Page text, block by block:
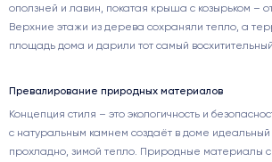
оползней и лавин, покатая крыша с козырьком –
Верхние этажи из дерева сохраняли тепло, а
площадь дома и дарили тот самый восхитительный
Превалирование природных материалов
Концепция стиля – это экологичность и
с натуральным камнем создаёт в доме
прохладно, зимой тепло. Природные материалы